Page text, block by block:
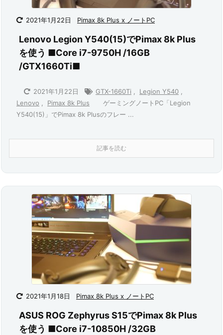
2021年1月22日 Pimax 8k Plus x ノートPC
Lenovo Legion Y540(15)でPimax 8k Plus
を使う ■Core i7-9750H /16GB
/GTX1660Ti■
2021年1月22日 GTX-1660Ti Legion Y540
Lenovo , Pimax 8k Plus
ゲーミングノートPC「Legion
Y540(15)」でPimax 8k Plusのフレー ...
記事を読む
2021年1月18日 Pimax 8k Plus x ノートPC
ASUS ROG Zephyrus S15でPimax 8k Plus
を使う ■Core i7-10850H /32GB